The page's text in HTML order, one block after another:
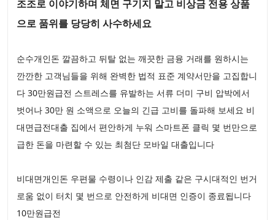
조조로 이야기하며 체면 구기지 말고 비상금 전용 상품
으로 품위를 당당히 사수하세요
순수개인돈 깔끔하고 뒤탈 없는 깨끗한 금융 거래를 원하시는
깐깐한 고객님들을 위해 완벽한 법적 표준 계약서만을 고집합니
다 30만원급전 스트레스를 유발하는 서류 더미 구비 압박에서
벗어나 30만 원 소액으로 오늘의 긴급 고비를 돌파해 보세요 비
대면급전대출 집에서 편안하게 누워 스마트폰 클릭 몇 번만으로
급한 돈을 마련할 수 있는 최첨단 모바일 대출입니다
비대면개인돈 우편물 수령이나 인감 제출 같은 구시대적인 번거
로움 없이 터치 몇 번으로 안전하게 비대면 인증이 종료됩니다
10만원급전